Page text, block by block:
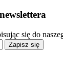
się do
Zapisz się